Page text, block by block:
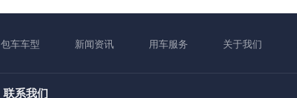
包车车型 新闻资讯 用车服务 关于我们
联系我们